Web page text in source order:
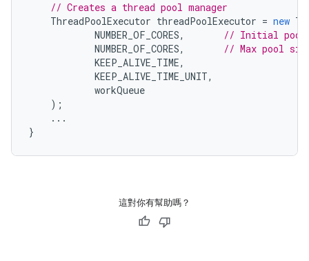
// Creates a thread pool manager
ThreadPoolExecutor threadPoolExecutor = new
NUMBER_OF_CORES,
// Initial pool
NUMBER_OF_CORES,
// Max pool
KEEP_ALIVE_TIME,
KEEP_ALIVE_TIME_UNIT,
workQueue
);
...
}
這對你有幫助嗎？